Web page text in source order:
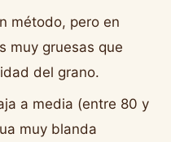
método, pero en
muy gruesas que
del grano.
a media (entre 80 y
muy blanda